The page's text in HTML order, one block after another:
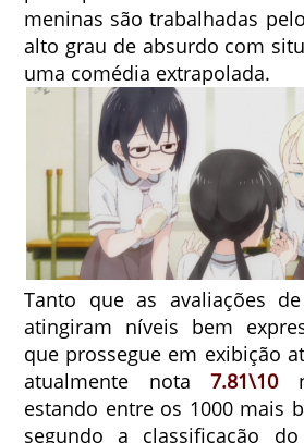
meninas são trabalhadas
alto grau de absurdo com
uma comédia extrapolada.
Tanto que as avaliações
atingiram níveis bem
que prossegue em exibição
atualmente nota7.81\10
estando entre os 1000 mais
segundo a classificação